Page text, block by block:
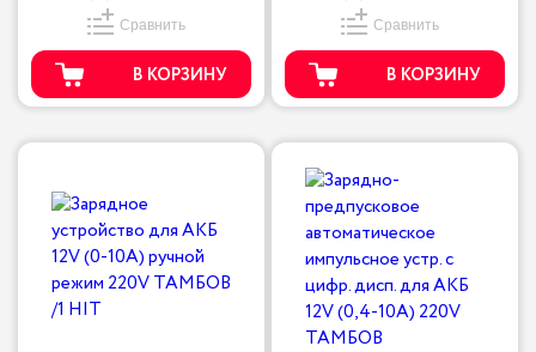
Сравнить
В КОРЗИНУ
Сравнить
В КОРЗИНУ